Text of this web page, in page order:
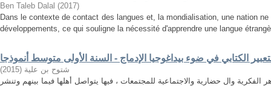
Ben Taleb Dalal (2017)
Dans le contexte de contact des langues et, la mondialisation, une nation
développements, ce qui souligne la nécessité d'apprendre une langue
الكتابي في ضوء بیداغوجیا الإدماج - السنة الأولى متوسط أنموذجا
شتوح بن علیة (
2015
)
وال حضارية والاجتماعية للمجتمعات ، فيها يتواصل أهلها فيما بينهم وتنشر